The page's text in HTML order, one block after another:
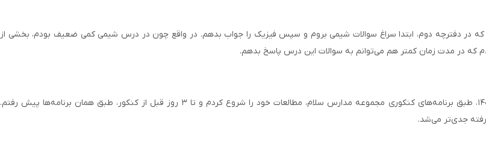
که در دفترچه دوم، ابتدا سراغ سوالات شیمی بروم و سپس فیزیک را جواب بدهم. در واقع چون در درس شیمی کمی ضعیف بودم، بخشی از
که در مدت زمان کمتر هم می‌توانم به سوالات این درس پاسخ بدهم.
از سال دهم و با روزی ۲-۳ ساعت شروع کردم. بعد از امتحانات پایه نهم، یعنی از تابستان ۱۴۰۰، طبق برنامه‌‌های کنکوری مجموعه مدارس سلام، مطالعات خود را شروع کردم و تا ۳ روز قبل از کنکور، طبق همان برنامه‌‌ها پیش رفتم.
جدی‌تر ‌می‌شد.